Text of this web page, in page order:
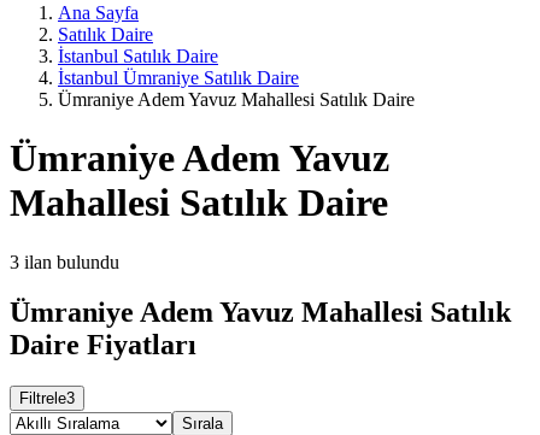
Ana Sayfa
Satılık Daire
İstanbul Satılık Daire
İstanbul Ümraniye Satılık Daire
Ümraniye Adem Yavuz Mahallesi Satılık Daire
Ümraniye Adem Yavuz
Mahallesi Satılık Daire
3 ilan bulundu
Ümraniye Adem Yavuz Mahallesi Satılık
Daire Fiyatları
Filtrele3
Sırala